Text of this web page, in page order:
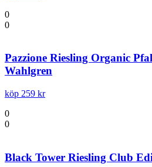
0
0
Pazzione Riesling Organic
Wahlgren
köp 259 kr
0
0
Black Tower Riesling Club